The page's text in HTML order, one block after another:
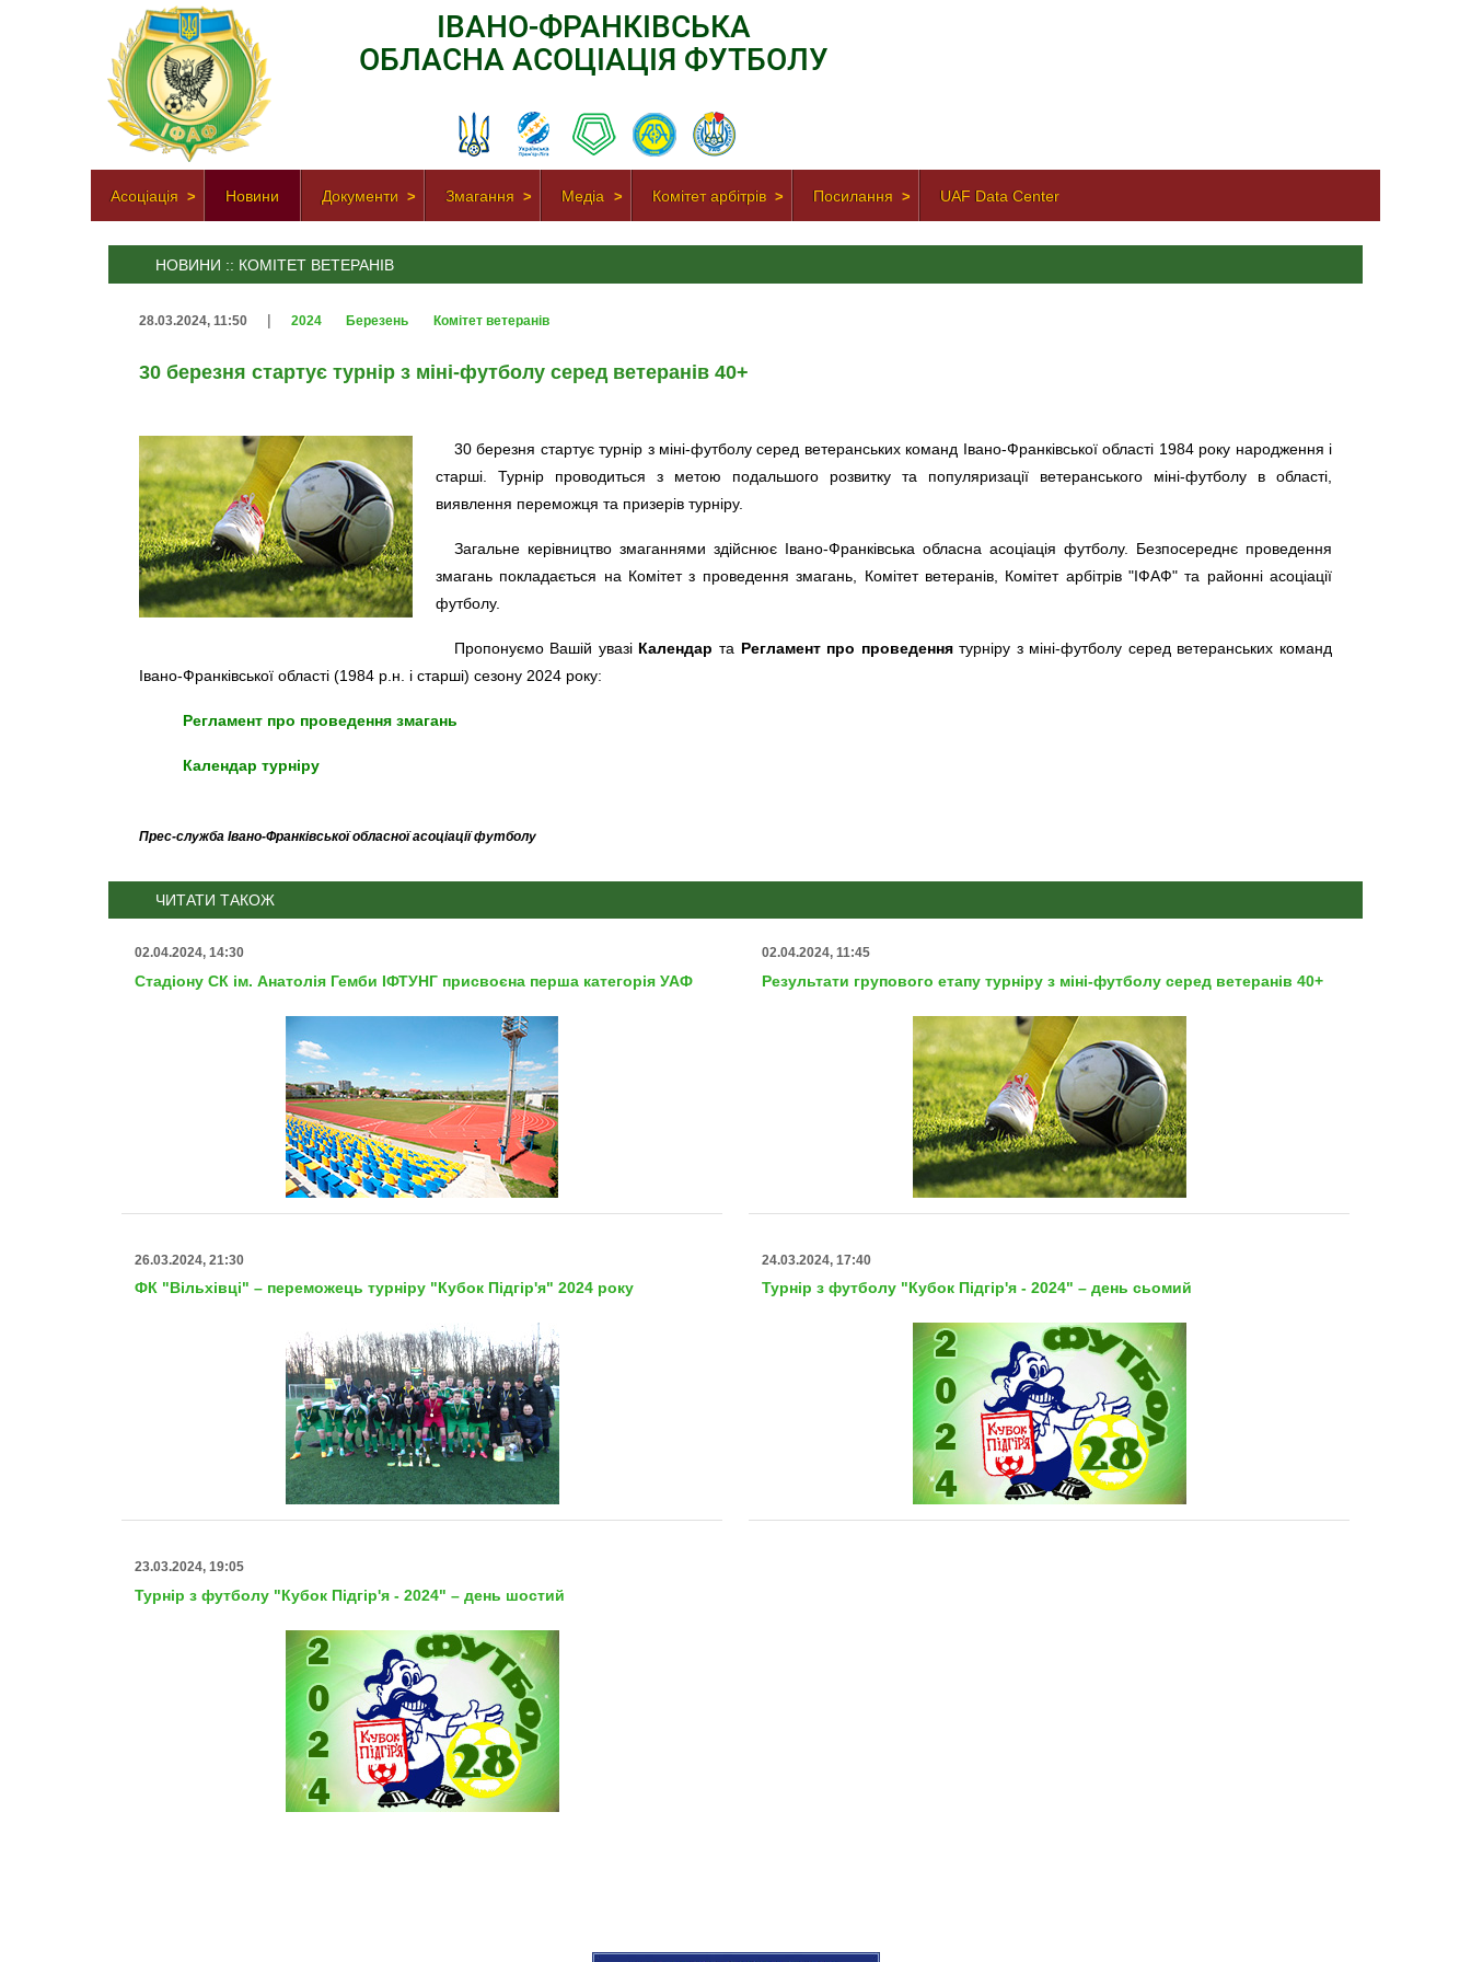
ІВАНО-ФРАНКІВСЬКА
ОБЛАСНА АСОЦІАЦІЯ ФУТБОЛУ
Асоціація Новини Документи Змагання Медіа Комітет арбітрів Посилання UAF Data Center
НОВИНИ :: КОМІТЕТ ВЕТЕРАНІВ
28.03.2024, 11:50 | 2024 Березень Комітет ветеранів
30 березня стартує турнір з міні-футболу серед ветеранів 40+
30 березня стартує турнір з міні-футболу серед ветеранських команд Івано-Франківської області 1984 року народження і
старші. Турнір проводиться з метою подальшого розвитку та популяризації ветеранського міні-футболу в області,
виявлення переможця та призерів турніру.
Загальне керівництво змаганнями здійснює Івано-Франківська обласна асоціація футболу. Безпосереднє проведення
змагань покладається на Комітет з проведення змагань, Комітет ветеранів, Комітет арбітрів "ІФАФ" та районні асоціації
футболу.
Пропонуємо Вашій увазі Календар та Регламент про проведеннятурніру з міні-футболу серед ветеранських команд
Івано-Франківської області (1984 р.н. і старші) сезону 2024 року:
Регламент про проведення змагань
Календар турніру
Прес-служба Івано-Франківської обласної асоціації футболу
ЧИТАТИ ТАКОЖ
02.04.2024, 14:30
Стадіону СК ім. Анатолія Гемби ІФТУНГ присвоєна перша категорія УАФ
02.04.2024, 11:45
Результати групового етапу турніру з міні-футболу серед ветеранів 40+
26.03.2024, 21:30
ФК "Вільхівці" – переможець турніру "Кубок Підгір'я" 2024 року
24.03.2024, 17:40
Турнір з футболу "Кубок Підгір'я - 2024" – день сьомий
23.03.2024, 19:05
Турнір з футболу "Кубок Підгір'я - 2024" – день шостий